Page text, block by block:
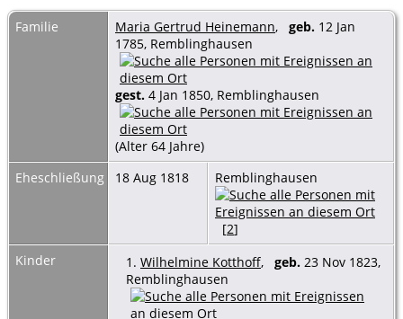
Familie Maria Gertrud Heinemann, geb. 12 Jan
1785, Remblinghausen
gest. 4 Jan 1850, Remblinghausen
(Alter 64 Jahre)
Eheschließung
18 Aug 1818 Remblinghausen
[2]
Kinder
1. Wilhelmine Kotthoff, geb. 23 Nov 1823,
Remblinghausen